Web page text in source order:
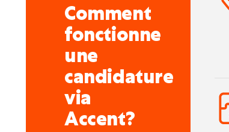
Comment
fonctionne
une
candidature
via
Accent?